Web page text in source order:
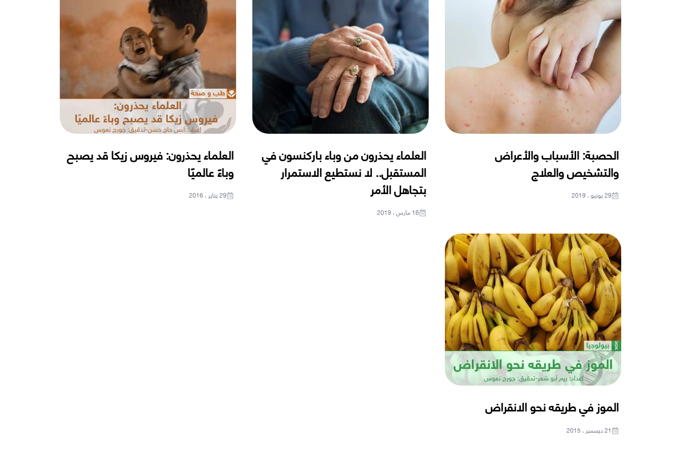
الحصبة: الأسباب والأعراض
والتشخيص والعلاج
29 يونيو ، 2019
العلماء يحذرون من وباء باركنسون في
المستقبل.. لا نستطيع الاستمرار
بتجاهل الأمر
16 مارس ، 2019
العلماء يحذرون: فيروس زيكا قد يصبح
وباءً عالميًا
29 يناير ، 2016
الموز في طريقه نحو الانقراض
21 ديسمبر ، 2015